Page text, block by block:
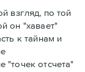
взгляд, по той
он "хавает"
к тайнам и
"точек отсчета"